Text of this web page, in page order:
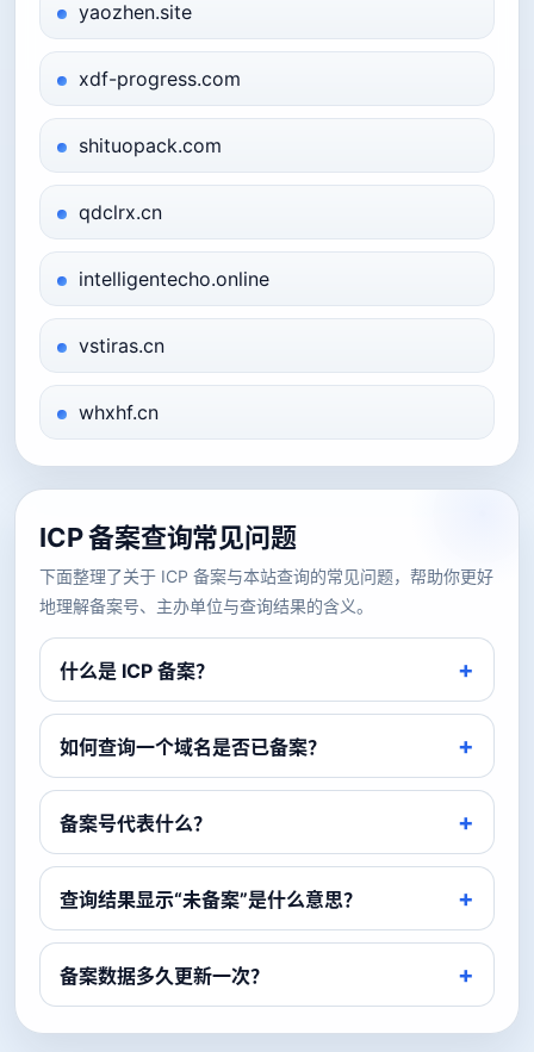
yaozhen.site
xdf-progress.com
shituopack.com
qdclrx.cn
intelligentecho.online
vstiras.cn
whxhf.cn
ICP 备案查询常见问题
下面整理了关于 ICP 备案与本站查询的常见问题，帮助你更好
地理解备案号、主办单位与查询结果的含义。
什么是 ICP 备案？
如何查询一个域名是否已备案？
备案号代表什么？
查询结果显示“未备案”是什么意思？
备案数据多久更新一次？